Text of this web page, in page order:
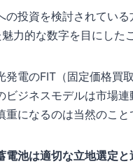
の投資を検討されてい
力的な数字を目にした
発電のFIT（固定価格買
ビジネスモデルは市場
重になるのは当然のこと
電池は適切な立地選定